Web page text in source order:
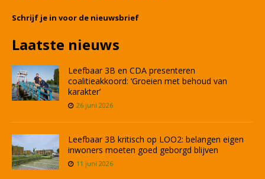
Schrijf je in voor de nieuwsbrief
Laatste nieuws
Leefbaar 3B en CDA presenteren
coalitieakkoord: ‘Groeien met behoud van
karakter’
26 juni 2026
Leefbaar 3B kritisch op LOO2: belangen eigen
inwoners moeten goed geborgd blijven
11 juni 2026